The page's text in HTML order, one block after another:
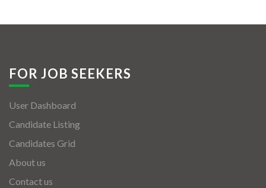
FOR JOB SEEKERS
User Dashboard
Candidate Listing
Candidates Grid
About us
Contact us